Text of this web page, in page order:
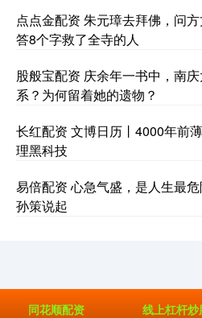
点点金配资 朱元璋去拜佛，问
答8个字救了全寺的人
股般宝配资 庆余年一书中，南
系？为何留着她的遗物？
长红配资 文博日历丨4000年前
理黑科技
易倍配资 心急气盛，是人生最
孙策说起
同花顺配资 线上杠杆炒